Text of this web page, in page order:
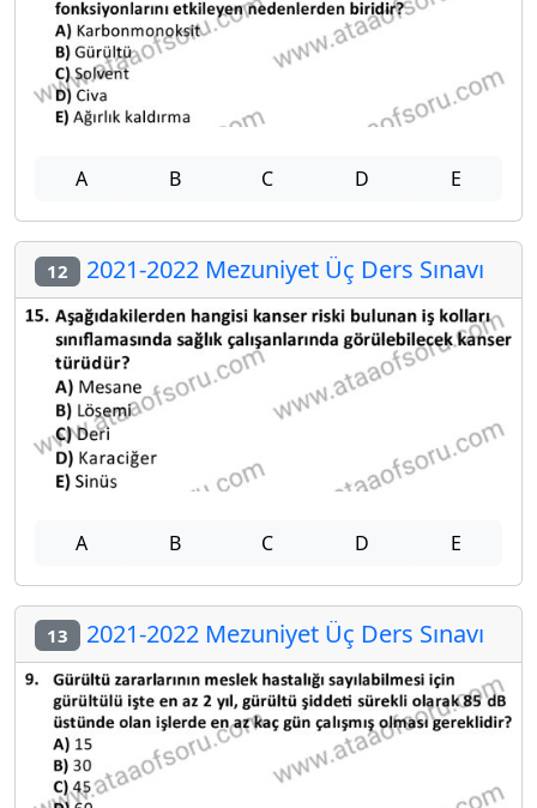
A B C D E
12 2021-2022 Mezuniyet Üç Ders Sınavı
A B C D E
13 2021-2022 Mezuniyet Üç Ders Sınavı